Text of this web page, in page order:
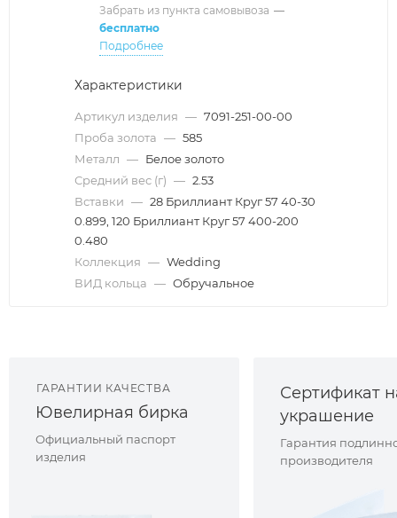
Забрать из пункта самовывоза —
бесплатно
Подробнее
Характеристики
Артикул изделия — 7091-251-00-00
Проба золота — 585
Металл — Белое золото
Средний вес (г) — 2.53
Вставки — 28 Бриллиант Круг 57 40-30
0.899, 120 Бриллиант Круг 57 400-200
0.480
Коллекция — Wedding
ВИД кольца — Обручальное
ГАРАНТИИ КАЧЕСТВА
Ювелирная бирка
Официальный паспорт
изделия
Сертификат
украшение
Гарантия
производителя